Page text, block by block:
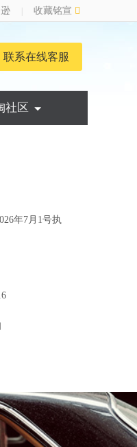
收藏铭宣
联系在线客服
社区
年7月1号执